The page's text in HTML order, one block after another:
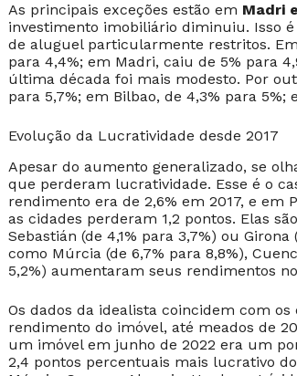
As principais exceções estão em Madri
investimento imobiliário diminuiu. Isso
de aluguel particularmente restritos.
para 4,4%; em Madri, caiu de 5% para
última década foi mais modesto. Por
para 5,7%; em Bilbao, de 4,3% para 5%;
Evolução da Lucratividade desde 2017
Apesar do aumento generalizado, se
que perderam lucratividade. Esse é o
rendimento era de 2,6% em 2017, e em
as cidades perderam 1,2 pontos. Elas
Sebastián (de 4,1% para 3,7%) ou
como Múrcia (de 6,7% para 8,8%),
5,2%) aumentaram seus rendimentos
Os dados da idealista coincidem com
rendimento do imóvel, até meados de
um imóvel em junho de 2022 era um
2,4 pontos percentuais mais lucrativo